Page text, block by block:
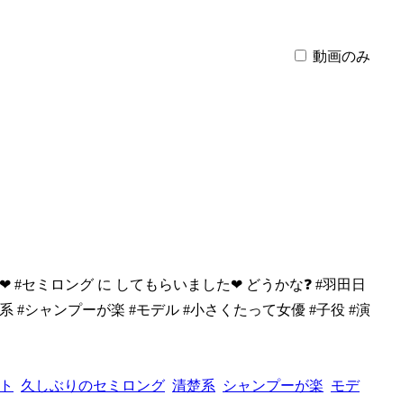
動画のみ
#セミロング に してもらいました❤︎ どうかな❓ #羽田日
#シャンプーが楽 #モデル #小さくたって女優 #子役 #演
久しぶりのセミロング 清楚系 シャンプーが楽 モデ